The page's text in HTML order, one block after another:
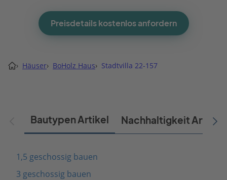
Preisdetails kostenlos anfordern
› Häuser› BoHolz Haus› Stadtvilla 22-157
Bautypen Artikel Nachhaltigkeit Artikel
1,5 geschossig bauen
3 geschossig bauen